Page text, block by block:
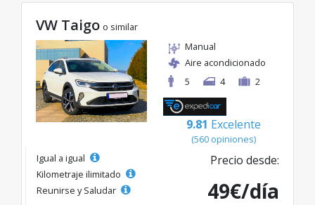
VW Taigo o similar
Manual
Aire acondicionado
5
4 2
9.81 Excelente
(560 opiniones)
Igual a igual
Kilometraje ilimitado
Reunirse y Saludar
Precio desde:
49€/día